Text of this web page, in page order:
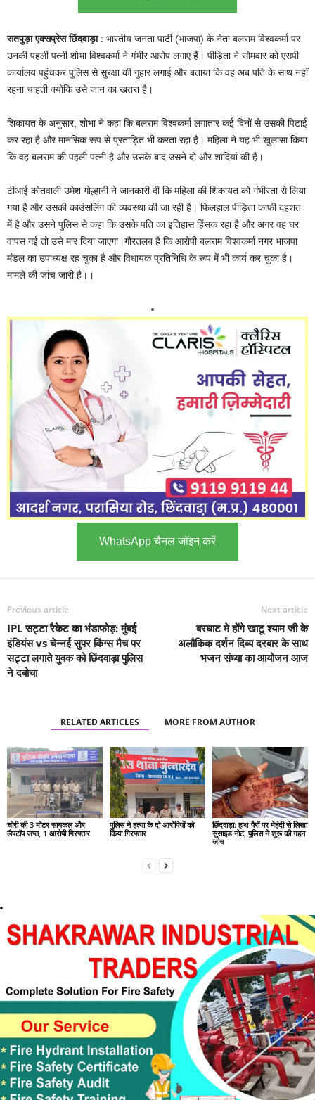
सतपुड़ा एक्सप्रेस छिंदवाड़ा : भारतीय जनता पार्टी (भाजपा) के नेता बलराम विश्वकर्मा पर
उनकी पहली पत्नी शोभा विश्वकर्मा ने गंभीर आरोप लगाए हैं। पीड़िता ने सोमवार को एसपी
कार्यालय पहुंचकर पुलिस से सुरक्षा की गुहार लगाई और बताया कि वह अब पति के साथ नहीं
रहना चाहती क्योंकि उसे जान का खतरा है।
शिकायत के अनुसार, शोभा ने कहा कि बलराम विश्वकर्मा लगातार कई दिनों से उसकी पिटाई
कर रहा है और मानसिक रूप से प्रताड़ित भी करता रहा है। महिला ने यह भी खुलासा किया
कि वह बलराम की पहली पत्नी है और उसके बाद उसने दो और शादियां की हैं।
टीआई कोतवाली उमेश गोल्हानी ने जानकारी दी कि महिला की शिकायत को गंभीरता से लिया
गया है और उसकी काउंसलिंग की व्यवस्था की जा रही है। फिलहाल पीड़िता काफी दहशत
में है और उसने पुलिस से कहा कि उसके पति का इतिहास हिंसक रहा है और अगर वह घर
वापस गई तो उसे मार दिया जाएगा।गौरतलब है कि आरोपी बलराम विश्वकर्मा नगर भाजपा
मंडल का उपाध्यक्ष रह चुका है और विधायक प्रतिनिधि के रूप में भी कार्य कर चुका है।
मामले की जांच जारी है।।
WhatsApp चैनल जॉइन करें
Previous article
IPL सट्टा रैकेट का भंडाफोड़: मुंबई
इंडियंस vs चेन्नई सुपर किंग्स मैच पर
सट्टा लगाते युवक को छिंदवाड़ा पुलिस
ने दबोचा
Next article
बरघाट मे होंगे खाटू श्याम जी के
अलौकिक दर्शन दिव्य दरबार के साथ
भजन संध्या का आयोजन आज
RELATED ARTICLES MORE FROM AUTHOR
चोरी की 3 मोटर सायकल और
लैपटॉप जप्त, 1 आरोपी गिरफ्तार
पुलिस ने हत्या के दो आरोपियों को
किया गिरफ्तार
छिंदवाड़ा: हाथ-पैरों पर मेहंदी से लिखा
सुसाइड नोट, पुलिस ने शुरू की गहन
जांच